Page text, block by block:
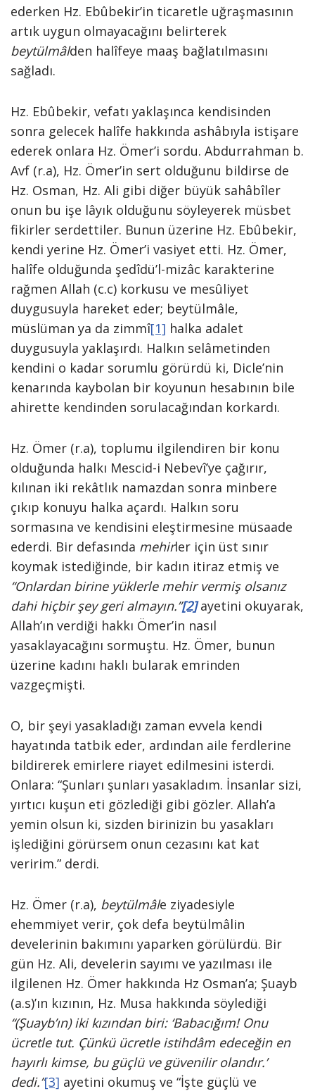
ederken Hz. Ebûbekir’in ticaretle uğraşmasının
artık uygun olmayacağını belirterek
beytülmâlden halîfeye maaş bağlatılmasını
sağladı.
Hz. Ebûbekir, vefatı yaklaşınca kendisinden
sonra gelecek halîfe hakkında ashâbıyla istişare
ederek onlara Hz. Ömer’i sordu. Abdurrahman b.
Avf (r.a), Hz. Ömer’in sert olduğunu bildirse de
Hz. Osman, Hz. Ali gibi diğer büyük sahâbîler
onun bu işe lâyık olduğunu söyleyerek müsbet
fikirler serdettiler. Bunun üzerine Hz. Ebûbekir,
kendi yerine Hz. Ömer’i vasiyet etti. Hz. Ömer,
halîfe olduğunda şedîdü’l-mizâc karakterine
rağmen Allah (c.c) korkusu ve mesûliyet
duygusuyla hareket eder; beytülmâle,
müslüman ya da zimmî[1] halka adalet
duygusuyla yaklaşırdı. Halkın selâmetinden
kendini o kadar sorumlu görürdü ki, Dicle’nin
kenarında kaybolan bir koyunun hesabının bile
ahirette kendinden sorulacağından korkardı.
Hz. Ömer (r.a), toplumu ilgilendiren bir konu
olduğunda halkı Mescid-i Nebevî’ye çağırır,
kılınan iki rekâtlık namazdan sonra minbere
çıkıp konuyu halka açardı. Halkın soru
sormasına ve kendisini eleştirmesine müsaade
ederdi. Bir defasında mehirler için üst sınır
koymak istediğinde, bir kadın itiraz etmiş ve
“Onlardan birine yüklerle mehir vermiş olsanız
dahi hiçbir şey geri almayın.”[2]ayetini okuyarak,
Allah’ın verdiği hakkı Ömer’in nasıl
yasaklayacağını sormuştu. Hz. Ömer, bunun
üzerine kadını haklı bularak emrinden
vazgeçmişti.
O, bir şeyi yasakladığı zaman evvela kendi
hayatında tatbik eder, ardından aile ferdlerine
bildirerek emirlere riayet edilmesini isterdi.
Onlara: “Şunları şunları yasakladım. İnsanlar sizi,
yırtıcı kuşun eti gözlediği gibi gözler. Allah’a
yemin olsun ki, sizden birinizin bu yasakları
işlediğini görürsem onun cezasını kat kat
veririm.” derdi.
Hz. Ömer (r.a), beytülmâle ziyadesiyle
ehemmiyet verir, çok defa beytülmâlin
develerinin bakımını yaparken görülürdü. Bir
gün Hz. Ali, develerin sayımı ve yazılması ile
ilgilenen Hz. Ömer hakkında Hz Osman’a; Şuayb
(a.s)’ın kızının, Hz. Musa hakkında söylediği
“(Şuayb’ın) iki kızından biri: ‘Babacığım! Onu
ücretle tut. Çünkü ücretle istihdâm edeceğin en
hayırlı kimse, bu güçlü ve güvenilir olandır.’
dedi.”[3] ayetini okumuş ve “İşte güçlü ve